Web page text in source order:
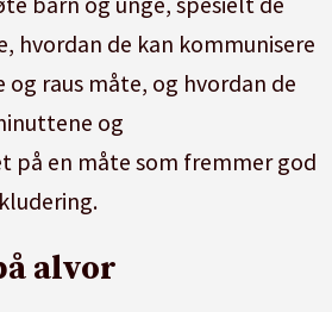
hvordan de kan kommunisere
og raus måte, og hvordan de
og
på en måte som fremmer god
alvor